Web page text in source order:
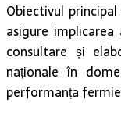
Obiectivul
asigure
consultare și
naționale în
performanța